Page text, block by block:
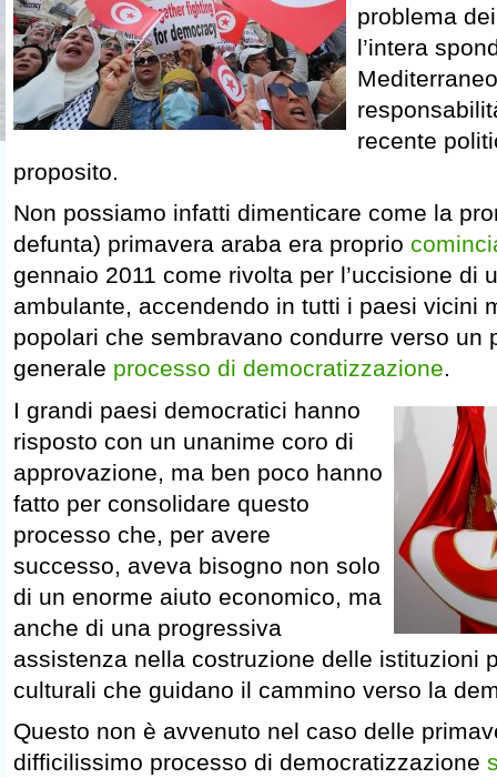
problema
l’intera
recente
proposito.
Non possiamo infatti dimenticare come la
defunta) primavera araba era proprio
gennaio 2011 come rivolta per l’uccisione di
ambulante, accendendo in tutti i paesi vicini
popolari che sembravano condurre verso un
generale processo di democratizzazione.
I grandi paesi democratici hanno
risposto con un unanime coro di
approvazione, ma ben poco hanno
fatto per consolidare questo
processo che, per avere
successo, aveva bisogno non solo
di un enorme aiuto economico, ma
anche di una progressiva
assistenza nella costruzione delle istituzioni
culturali che guidano il cammino verso la
Questo non è avvenuto nel caso delle
difficilissimo processo di democratizzazione